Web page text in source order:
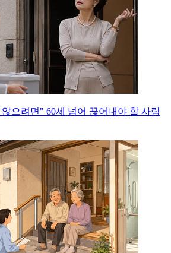
으려면" 60세 넘어 끊어내야 할 사람